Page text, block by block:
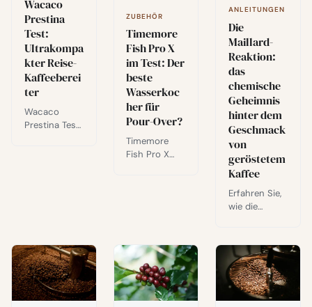
ausgewogene
r Extraktion
und
Überextraktio
n.
Reihe: Pink
Betania und
Guayaba
Nature.
Wacaco
Prestina
Test:
Ultrakompa
kter Reise-
Kaffeeberei
ter
Wacaco
Prestina Test:
und
Druckventil
meine 5/5-
Empfehlung
für Kaffee
ZUBEHÖR
Timemore
Fish Pro X
im Test: Der
beste
Wasserkoc
her für
Pour-Over?
Timemore
Fish Pro X
und ein
direkter
Vergleich mit
dem Fellow
Stagg
ANLEITUNGEN
Die
Maillard-
Reaktion:
das
chemische
Geheimnis
hinter dem
Geschmack
von
geröstetem
Kaffee
Erfahren Sie,
wie die
grünen
Kaffee in
aromatische
Bohnen
verwandelt